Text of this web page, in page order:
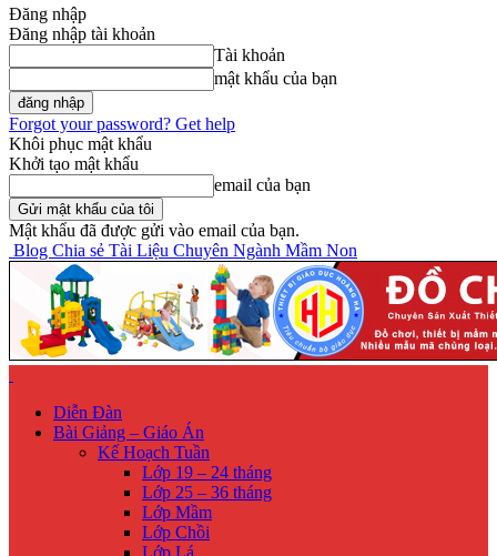
Đăng nhập
Đăng nhập tài khoản
Tài khoản
mật khẩu của bạn
Forgot your password? Get help
Khôi phục mật khẩu
Khởi tạo mật khẩu
email của bạn
Mật khẩu đã được gửi vào email của bạn.
Blog Chia sẻ Tài Liệu Chuyên Ngành Mầm Non
Diễn Đàn
Bài Giảng – Giáo Án
Kế Hoạch Tuần
Lớp 19 – 24 tháng
Lớp 25 – 36 tháng
Lớp Mầm
Lớp Chồi
Lớp Lá